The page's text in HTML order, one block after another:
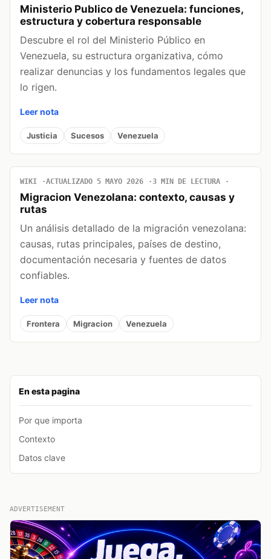
En esta pagina
Por que importa
Contexto
Datos clave
Ministerio Publico de Venezuela: funciones,
estructura y cobertura responsable
Descubre el rol del Ministerio Público en
Venezuela, su estructura organizativa, cómo
realizar denuncias y los fundamentos legales que
lo rigen.
Leer nota
Justicia Sucesos Venezuela
WIKI ACTUALIZADO 5 MAYO 2026 3 MIN DE LECTURA
Migracion Venezolana: contexto, causas y
rutas
Un análisis detallado de la migración venezolana:
causas, rutas principales, países de destino,
documentación necesaria y fuentes de datos
confiables.
Leer nota
Frontera Migracion Venezuela
ADVERTISEMENT